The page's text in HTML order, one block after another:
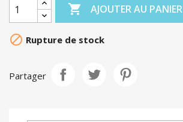
 AJOUTER AU PANIER
 Rupture de stock
Partager